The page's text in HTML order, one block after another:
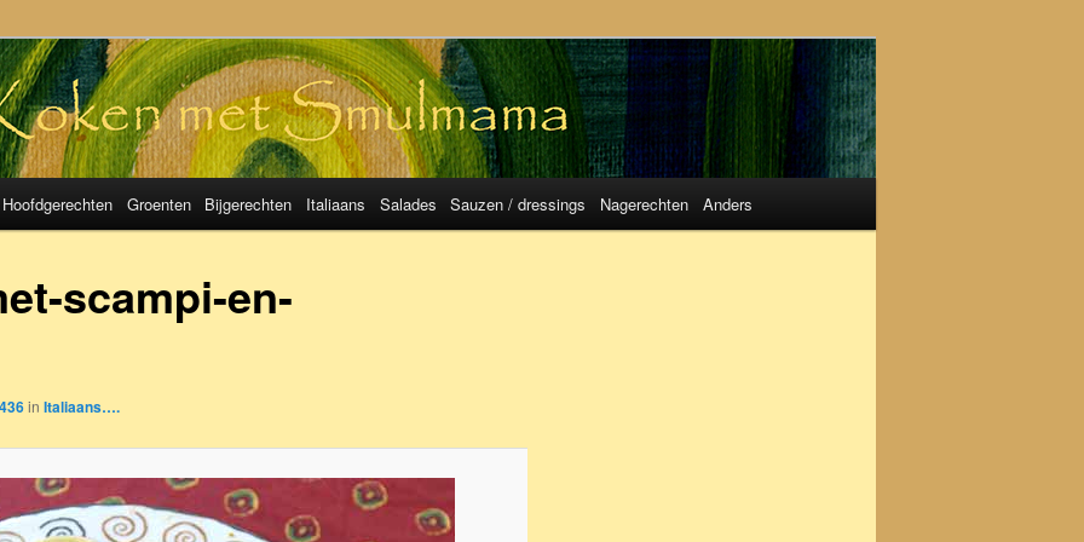
Hoofdgerechten Groenten Bijgerechten Italiaans Salades Sauzen / dressings Nagerechten Anders
scampi-en-
in Italiaans….